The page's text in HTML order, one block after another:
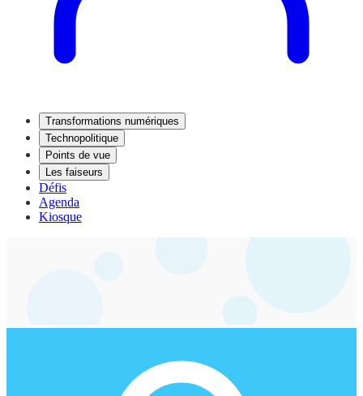
Transformations numériques
Technopolitique
Points de vue
Les faiseurs
Défis
Agenda
Kiosque